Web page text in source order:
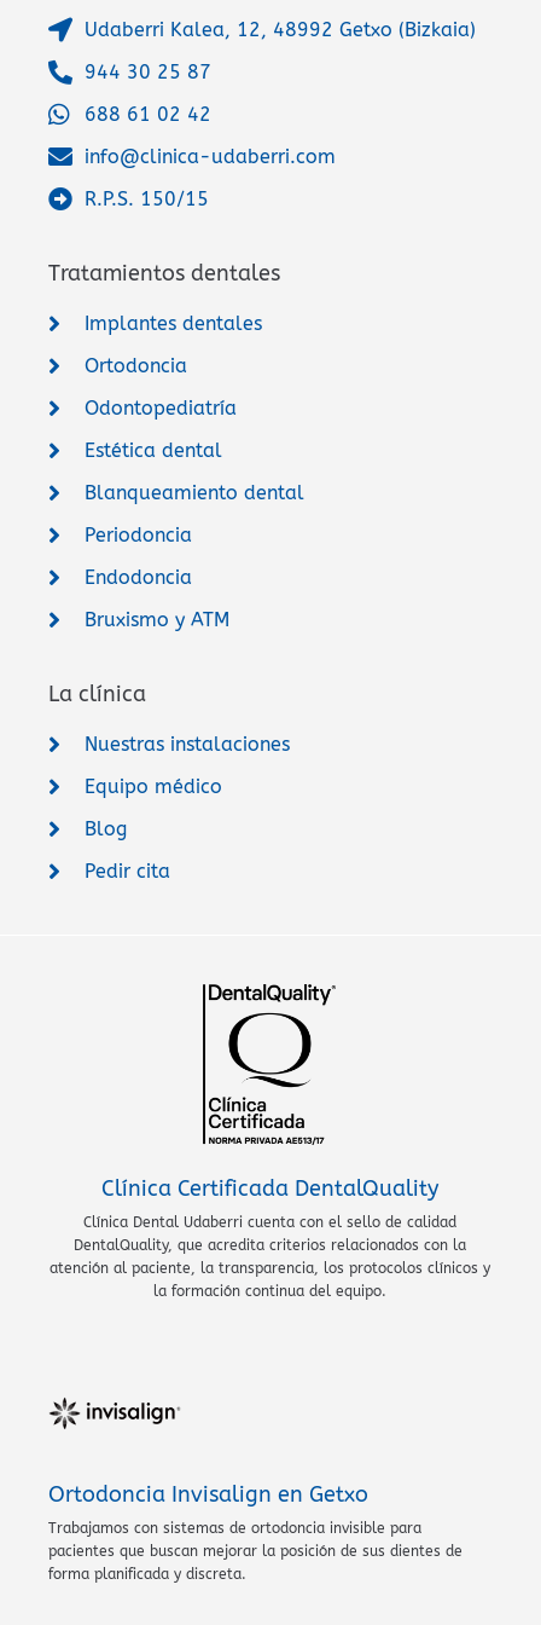
Udaberri Kalea, 12, 48992 Getxo (Bizkaia)
944 30 25 87
688 61 02 42
info@clinica-udaberri.com
R.P.S. 150/15
Tratamientos dentales
Implantes dentales
Ortodoncia
Odontopediatría
Estética dental
Blanqueamiento dental
Periodoncia
Endodoncia
Bruxismo y ATM
La clínica
Nuestras instalaciones
Equipo médico
Blog
Pedir cita
Clínica Certificada DentalQuality
Clínica Dental Udaberri cuenta con el sello de calidad
DentalQuality, que acredita criterios relacionados con la
atención al paciente, la transparencia, los protocolos clínicos y
la formación continua del equipo.
Ortodoncia Invisalign en Getxo
Trabajamos con sistemas de ortodoncia invisible para
pacientes que buscan mejorar la posición de sus dientes de
forma planificada y discreta.